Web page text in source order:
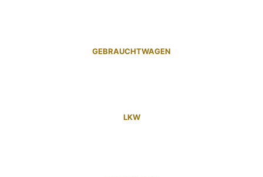
GEBRAUCHTWAGEN
LKW